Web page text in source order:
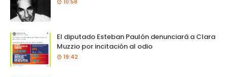
El diputado Esteban Paulón denunciará a Clara
Muzzio por incitación al odio
19:42